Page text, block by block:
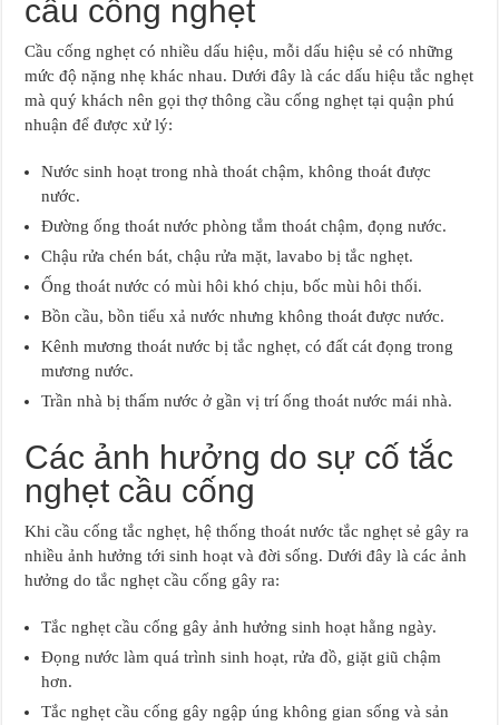
cầu cống nghẹt
Cầu cống nghẹt có nhiều dấu hiệu, mỗi dấu hiệu sẻ có những
mức độ nặng nhẹ khác nhau. Dưới đây là các dấu hiệu tắc nghẹt
mà quý khách nên gọi thợ thông cầu cống nghẹt tại quận phú
nhuận để được xử lý:
Nước sinh hoạt trong nhà thoát chậm, không thoát được
nước.
Đường ống thoát nước phòng tắm thoát chậm, đọng nước.
Chậu rửa chén bát, chậu rửa mặt, lavabo bị tắc nghẹt.
Ống thoát nước có mùi hôi khó chịu, bốc mùi hôi thối.
Bồn cầu, bồn tiểu xả nước nhưng không thoát được nước.
Kênh mương thoát nước bị tắc nghẹt, có đất cát đọng trong
mương nước.
Trần nhà bị thấm nước ở gần vị trí ống thoát nước mái nhà.
Các ảnh hưởng do sự cố tắc
nghẹt cầu cống
Khi cầu cống tắc nghẹt, hệ thống thoát nước tắc nghẹt sẻ gây ra
nhiều ảnh hưởng tới sinh hoạt và đời sống. Dưới đây là các ảnh
hưởng do tắc nghẹt cầu cống gây ra:
Tắc nghẹt cầu cống gây ảnh hưởng sinh hoạt hằng ngày.
Đọng nước làm quá trình sinh hoạt, rửa đồ, giặt giũ chậm
hơn.
Tắc nghẹt cầu cống gây ngập úng không gian sống và sản